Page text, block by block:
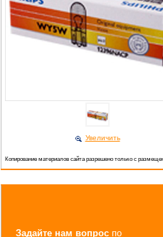
Увеличить
Копирование материалов сайта разрешено только с
Задайте нам вопрос по